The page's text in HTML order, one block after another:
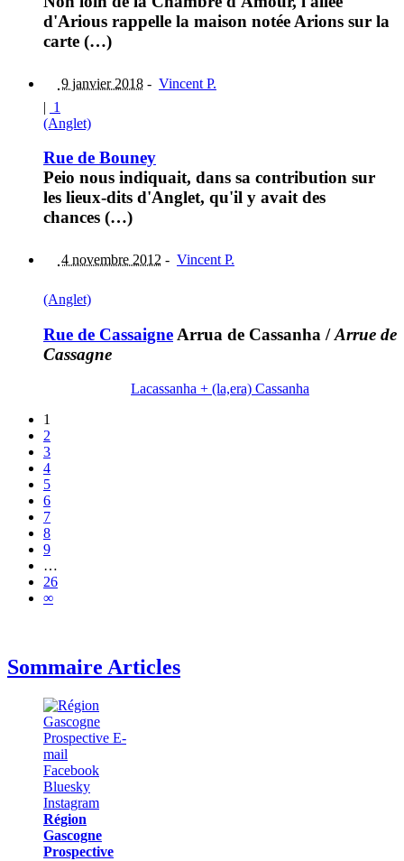
d'Arious rappelle la maison notée Arions sur la
carte (…)
9 janvier 2018 - Vincent P.
| 1
(Anglet)
Rue de Bouney
Peio nous indiquait, dans sa contribution sur
les lieux-dits d'Anglet, qu'il y avait des
chances (…)
4 novembre 2012 - Vincent P.
(Anglet)
Rue de Cassaigne Arrua de Cassanha /Arrue de
Cassagne
Lacassanha + (la,era) Cassanha
1
2
3
4
5
6
7
8
9
…
26
∞
Sommaire Articles
Région
Gascogne
Prospective